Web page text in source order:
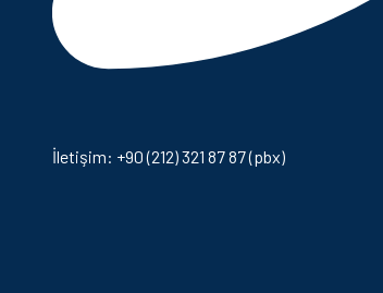
İletişim: +90 (212) 321 87 87 (pbx)